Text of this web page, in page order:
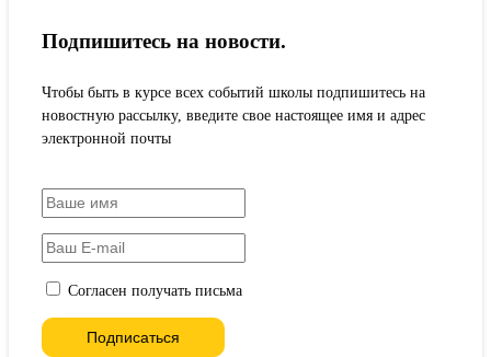
Подпишитесь на новости.
Чтобы быть в курсе всех событий школы подпишитесь на
новостную рассылку, введите свое настоящее имя и адрес
электронной почты
Согласен получать письма